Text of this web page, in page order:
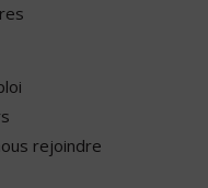
rejoindre